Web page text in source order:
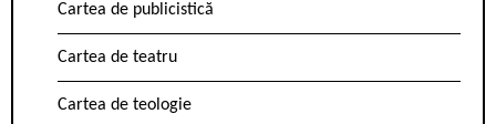
Cartea de publicistică
Cartea de teatru
Cartea de teologie